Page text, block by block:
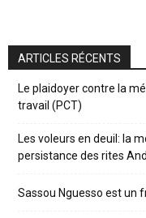
ARTICLES RÉCENTS
Le plaidoyer contre la
travail (PCT)
Les voleurs en deuil: la
persistance des rites
Sassou Nguesso est un